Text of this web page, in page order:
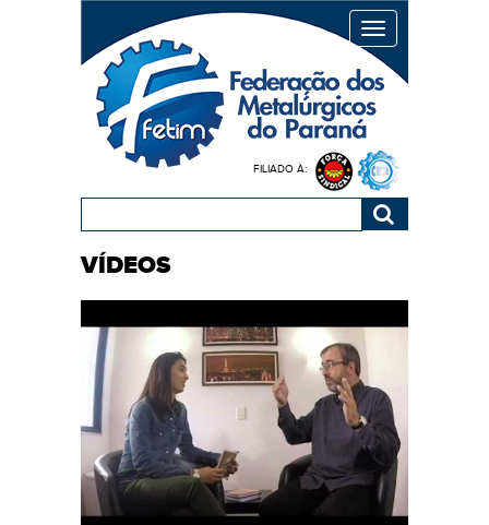
MENU
FILIADO À:
VÍDEOS